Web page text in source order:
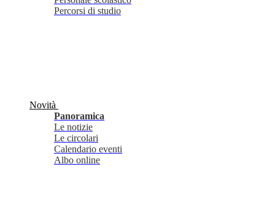
Percorsi di studio
Novità
Panoramica
Le notizie
Le circolari
Calendario eventi
Albo online